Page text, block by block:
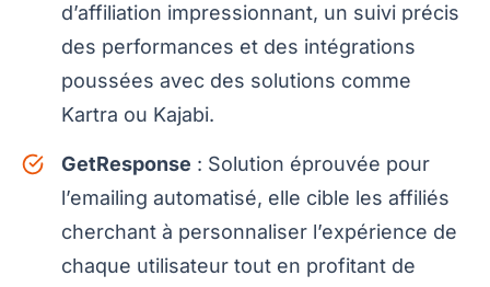
d’affiliation impressionnant, un suivi précis
des performances et des intégrations
poussées avec des solutions comme
Kartra ou Kajabi.
GetResponse : Solution éprouvée pour
l’emailing automatisé, elle cible les affiliés
cherchant à personnaliser l’expérience de
chaque utilisateur tout en profitant de